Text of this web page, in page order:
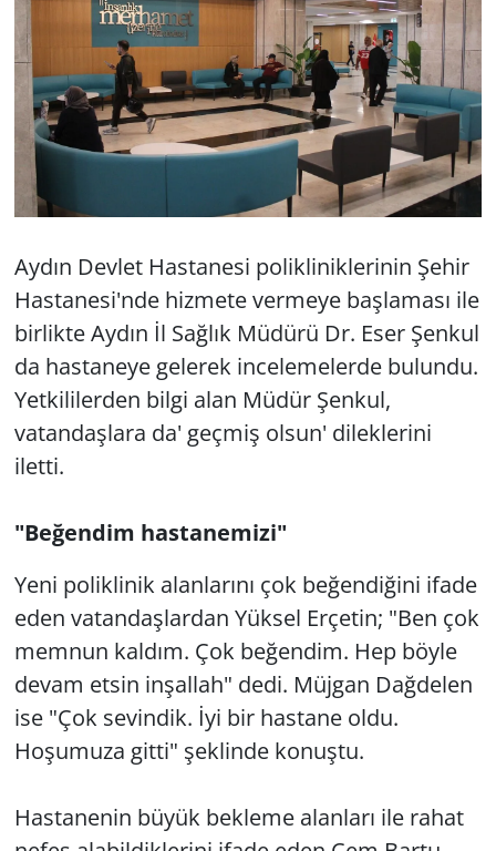
Aydın Devlet Hastanesi polikliniklerinin Şehir
Hastanesi'nde hizmete vermeye başlaması ile
birlikte Aydın İl Sağlık Müdürü Dr. Eser Şenkul
da hastaneye gelerek incelemelerde bulundu.
Yetkililerden bilgi alan Müdür Şenkul,
vatandaşlara da' geçmiş olsun' dileklerini
iletti.
"Beğendim hastanemizi"
Yeni poliklinik alanlarını çok beğendiğini ifade
eden vatandaşlardan Yüksel Erçetin; "Ben çok
memnun kaldım. Çok beğendim. Hep böyle
devam etsin inşallah" dedi. Müjgan Dağdelen
ise "Çok sevindik. İyi bir hastane oldu.
Hoşumuza gitti" şeklinde konuştu.
Hastanenin büyük bekleme alanları ile rahat